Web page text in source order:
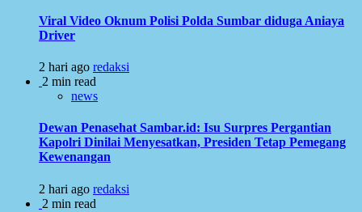
Viral Video Oknum Polisi Polda Sumbar diduga Aniaya
Driver
2 hari ago redaksi
2 min read
news
Dewan Penasehat Sambar.id: Isu Surpres Pergantian
Kapolri Dinilai Menyesatkan, Presiden Tetap Pemegang
Kewenangan
2 hari ago redaksi
2 min read